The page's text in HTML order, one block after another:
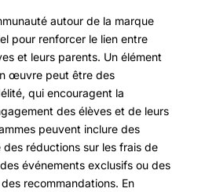
autour de la marque
pour renforcer le lien entre
et leurs parents. Un élément
œuvre peut être des
qui encouragent la
des élèves et de leurs
peuvent inclure des
réductions sur les frais de
événements exclusifs ou des
recommandations. En